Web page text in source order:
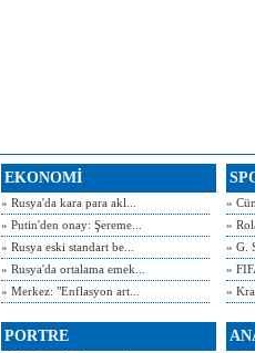
EKONOMİ
» Rusya'da kara para akl...
» Putin'den onay: Şereme...
» Rusya eski standart be...
» Rusya'da ortalama emek...
» Merkez: "Enflasyon art...
»
»
» G.
»
»
PORTRE